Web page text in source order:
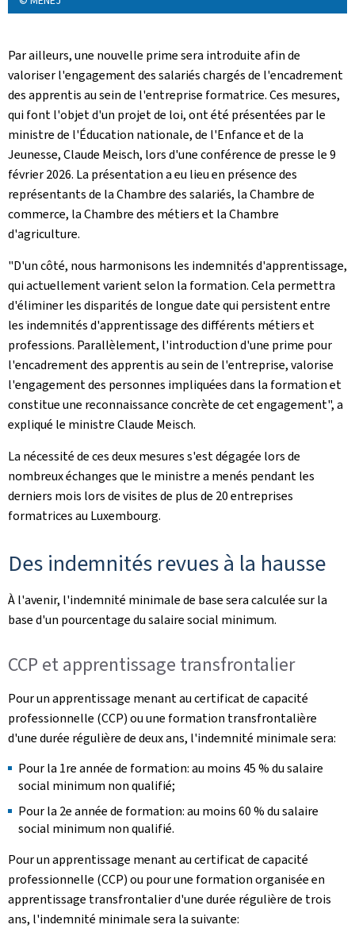
Par ailleurs, une nouvelle prime sera introduite afin de
valoriser l'engagement des salariés chargés de l'encadrement
des apprentis au sein de l'entreprise formatrice. Ces mesures,
qui font l'objet d'un projet de loi, ont été présentées par le
ministre de l'Éducation nationale, de l'Enfance et de la
Jeunesse, Claude Meisch, lors d'une conférence de presse le 9
février 2026. La présentation a eu lieu en présence des
représentants de la Chambre des salariés, la Chambre de
commerce, la Chambre des métiers et la Chambre
d'agriculture.
"D'un côté, nous harmonisons les indemnités d'apprentissage,
qui actuellement varient selon la formation. Cela permettra
d'éliminer les disparités de longue date qui persistent entre
les indemnités d'apprentissage des différents métiers et
professions. Parallèlement, l'introduction d'une prime pour
l'encadrement des apprentis au sein de l'entreprise, valorise
l'engagement des personnes impliquées dans la formation et
constitue une reconnaissance concrète de cet engagement", a
expliqué le ministre Claude Meisch.
La nécessité de ces deux mesures s'est dégagée lors de
nombreux échanges que le ministre a menés pendant les
derniers mois lors de visites de plus de 20 entreprises
formatrices au Luxembourg.
Des indemnités revues à la hausse
À l'avenir, l'indemnité minimale de base sera calculée sur la
base d'un pourcentage du salaire social minimum.
CCP et apprentissage transfrontalier
Pour un apprentissage menant au certificat de capacité
professionnelle (CCP) ou une formation transfrontalière
d'une durée régulière de deux ans, l'indemnité minimale sera:
Pour la 1re année de formation: au moins 45 % du salaire
social minimum non qualifié;
Pour la 2e année de formation: au moins 60 % du salaire
social minimum non qualifié.
Pour un apprentissage menant au certificat de capacité
professionnelle (CCP) ou pour une formation organisée en
apprentissage transfrontalier d'une durée régulière de trois
ans, l'indemnité minimale sera la suivante: